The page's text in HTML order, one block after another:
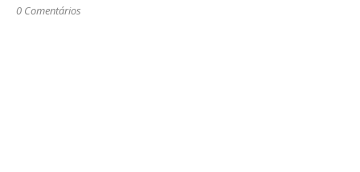
0 Comentários